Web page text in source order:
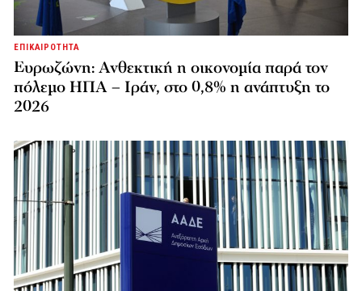
ΕΠΙΚΑΙΡΟΤΗΤΑ
Ευρωζώνη: Ανθεκτική η οικονομία παρά τον
πόλεμο ΗΠΑ – Ιράν, στο 0,8% η ανάπτυξη το
2026